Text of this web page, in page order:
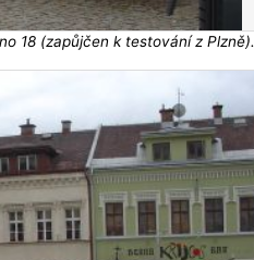
18 (zapůjčen k testování z Plzně).